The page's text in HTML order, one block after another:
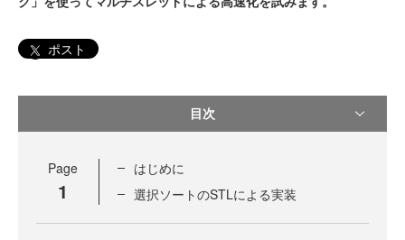
ポスト
目次
Page
1
はじめに
選択ソートのSTLによる実装